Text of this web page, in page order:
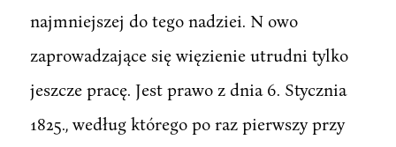
najmniejszej do tego nadziei. N owo
zaprowadzające się więzienie utrudni tylko
jeszcze pracę. Jest prawo z dnia 6. Stycznia
1825., według którego po raz pierwszy przy